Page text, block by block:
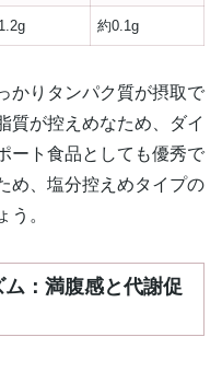
約0.1g
かりタンパク質が摂取で
質が控えめなため、ダイ
ート食品としても優秀で
め、塩分控えめタイプの
う。
：満腹感と代謝促